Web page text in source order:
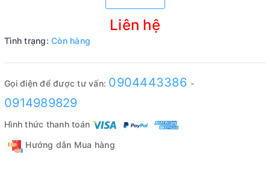
Liên hệ
Tình trạng: Còn hàng
Gọi điện để được tư vấn: 0904443386 -
0914989829
Hình thức thanh toán
Hướng dẫn Mua hàng